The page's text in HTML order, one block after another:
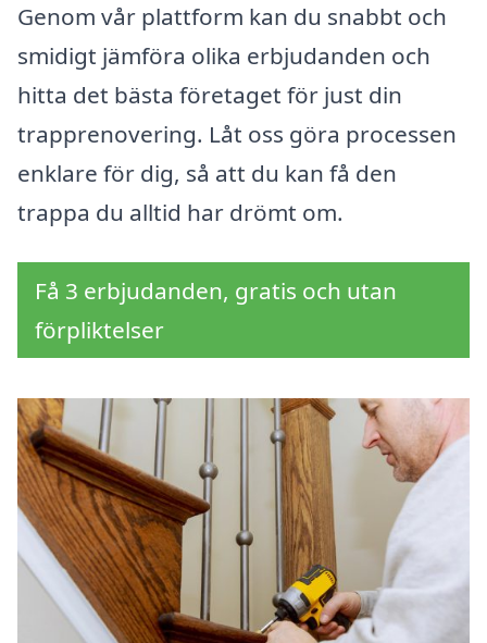
Genom vår plattform kan du snabbt och
smidigt jämföra olika erbjudanden och
hitta det bästa företaget för just din
trapprenovering. Låt oss göra processen
enklare för dig, så att du kan få den
trappa du alltid har drömt om.
Få 3 erbjudanden, gratis och utan
förpliktelser